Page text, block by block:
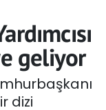
geliyor
dizi